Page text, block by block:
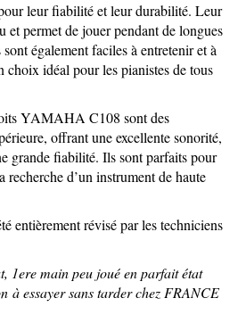
leur fiabilité et leur durabilité. Leur
et permet de jouer pendant de longues
également faciles à entretenir et à
choix idéal pour les pianistes de tous
YAMAHA C108 sont des
offrant une excellente sonorité,
grande fiabilité. Ils sont parfaits pour
recherche d’un instrument de haute
entièrement révisé par les techniciens
1ere main peu joué en parfait état
à essayer sans tarder chez FRANCE